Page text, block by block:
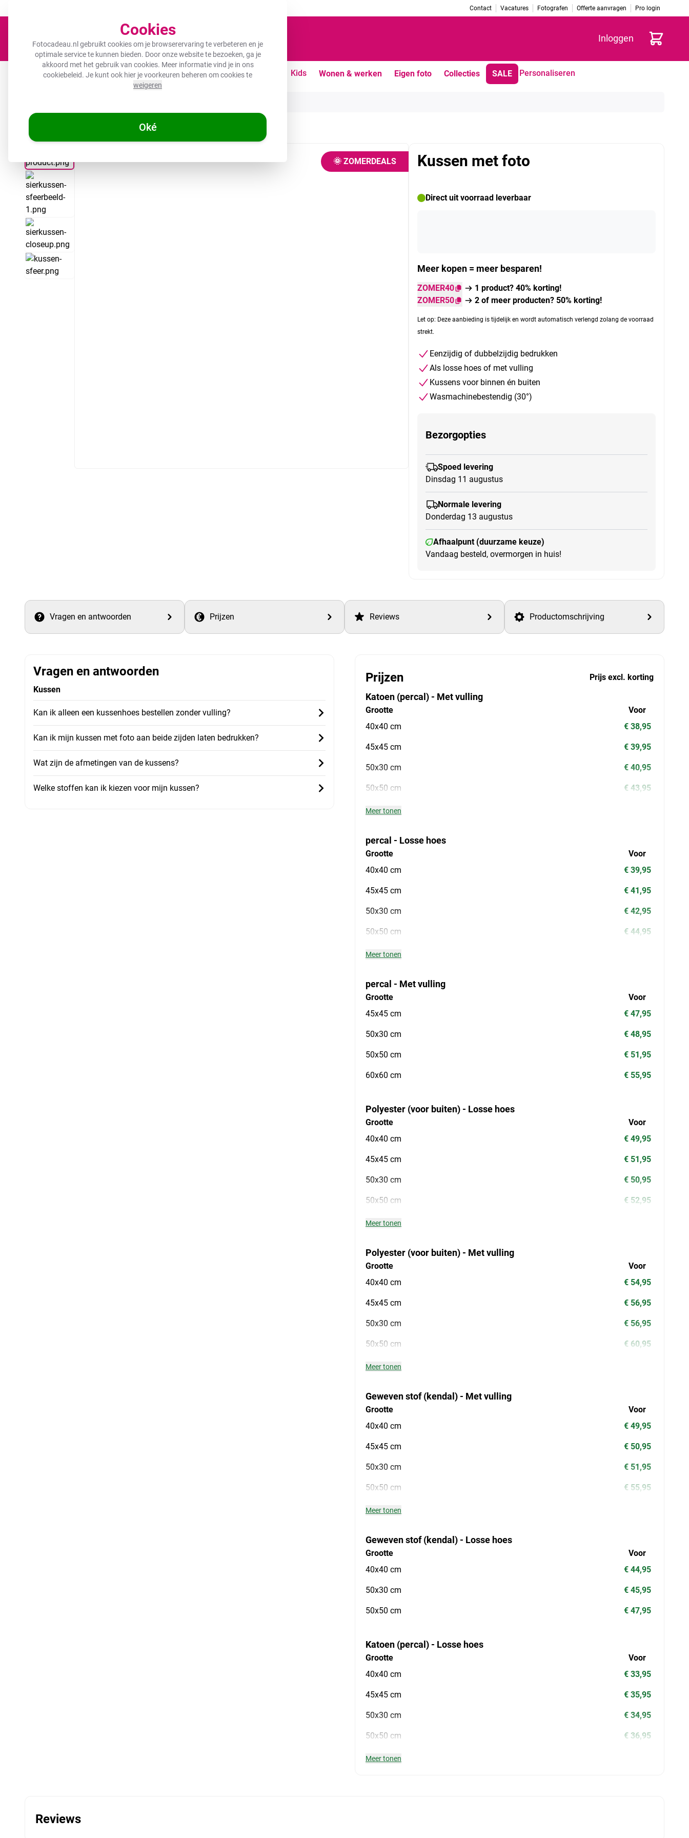
Cookies
Fotocadeau.nl gebruikt cookies om je browserervaring te verbeteren en je
optimale service te kunnen bieden. Door onze website te bezoeken, ga je
akkoord met het gebruik van cookies. Meer informatie vind je in ons
cookiebeleid. Je kunt ook hier je voorkeuren beheren om cookies te
weigeren
Oké
Contact Vacatures Fotografen Offerte aanvragen Pro login
Inloggen
Canvas Inductiebeschermer Wanddeco Keuken Buiten Kids Wonen & werken Eigen foto Collecties SALE Personaliseren
Kussen met foto
🌞 ZOMERDEALS Kussen met foto
Direct uit voorraad leverbaar
Meer kopen = meer besparen!
ZOMER40
1 product? 40% korting!
ZOMER50
2 of meer producten? 50% korting!
Let op: Deze aanbieding is tijdelijk en wordt automatisch verlengd zolang de voorraad
strekt.
Eenzijdig of dubbelzijdig bedrukken
Als losse hoes of met vulling
Kussens voor binnen én buiten
Wasmachinebestendig (30°)
Bezorgopties
Spoed levering
Dinsdag 11 augustus
Normale levering
Donderdag 13 augustus
Afhaalpunt (duurzame keuze)
Vandaag besteld, overmorgen in huis!
Vragen en antwoorden Prijzen Reviews Productomschrijving
Vragen en antwoorden
Kussen
Kan ik alleen een kussenhoes bestellen zonder vulling?
Kan ik mijn kussen met foto aan beide zijden laten bedrukken?
Wat zijn de afmetingen van de kussens?
Welke stoffen kan ik kiezen voor mijn kussen?
Prijzen Prijs excl. korting
Katoen (percal) - Met vulling
Grootte
40x40 cm
45x45 cm
50x30 cm
50x50 cm
Voor
€ 38,95
€ 39,95
€ 40,95
€ 43,95
Meer tonen
percal - Losse hoes
Grootte
40x40 cm
45x45 cm
50x30 cm
50x50 cm
Voor
€ 39,95
€ 41,95
€ 42,95
€ 44,95
Meer tonen
percal - Met vulling
Grootte
45x45 cm
50x30 cm
50x50 cm
60x60 cm
Voor
€ 47,95
€ 48,95
€ 51,95
€ 55,95
Polyester (voor buiten) - Losse hoes
Grootte
40x40 cm
45x45 cm
50x30 cm
50x50 cm
Voor
€ 49,95
€ 51,95
€ 50,95
€ 52,95
Meer tonen
Polyester (voor buiten) - Met vulling
Grootte
40x40 cm
45x45 cm
50x30 cm
50x50 cm
Voor
€ 54,95
€ 56,95
€ 56,95
€ 60,95
Meer tonen
Geweven stof (kendal) - Met vulling
Grootte
40x40 cm
45x45 cm
50x30 cm
50x50 cm
Voor
€ 49,95
€ 50,95
€ 51,95
€ 55,95
Meer tonen
Geweven stof (kendal) - Losse hoes
Grootte
40x40 cm
50x30 cm
50x50 cm
Voor
€ 44,95
€ 45,95
€ 47,95
Katoen (percal) - Losse hoes
Grootte
40x40 cm
45x45 cm
50x30 cm
50x50 cm
Voor
€ 33,95
€ 35,95
€ 34,95
€ 36,95
Meer tonen
Reviews